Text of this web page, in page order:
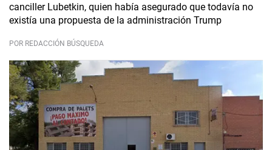
canciller Lubetkin, quien había asegurado que todavía no
existía una propuesta de la administración Trump
POR REDACCIÓN BÚSQUEDA